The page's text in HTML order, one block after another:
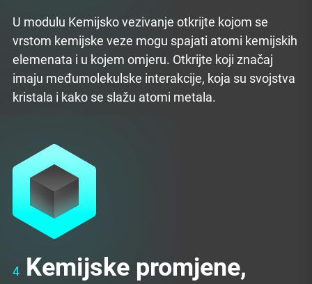
U modulu Kemijsko vezivanje otkrijte kojom se
vrstom kemijske veze mogu spajati atomi kemijskih
elemenata i u kojem omjeru. Otkrijte koji značaj
imaju međumolekulske interakcije, koja su svojstva
kristala i kako se slažu atomi metala.
4 Kemijske promjene,